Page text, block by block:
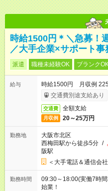
時給1500円＊＼急募！
／大手企業×サポート事
派遣 職種未経験OK ブランク
給与
時給1500円 月収例
交通費別途支給あり
交通費 全額支給
月収例 20～25万円
勤務地
大阪市北区
西梅田駅から徒歩5分 /
阪駅
＜大手電話＆通信会
勤務時間
09:30～18:00(実働7時
始業！